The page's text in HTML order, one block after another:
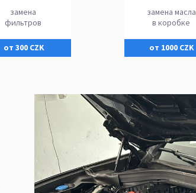
замена
фильтров
от 300 CZK
замена масла
в коробке
от 1000 CZK